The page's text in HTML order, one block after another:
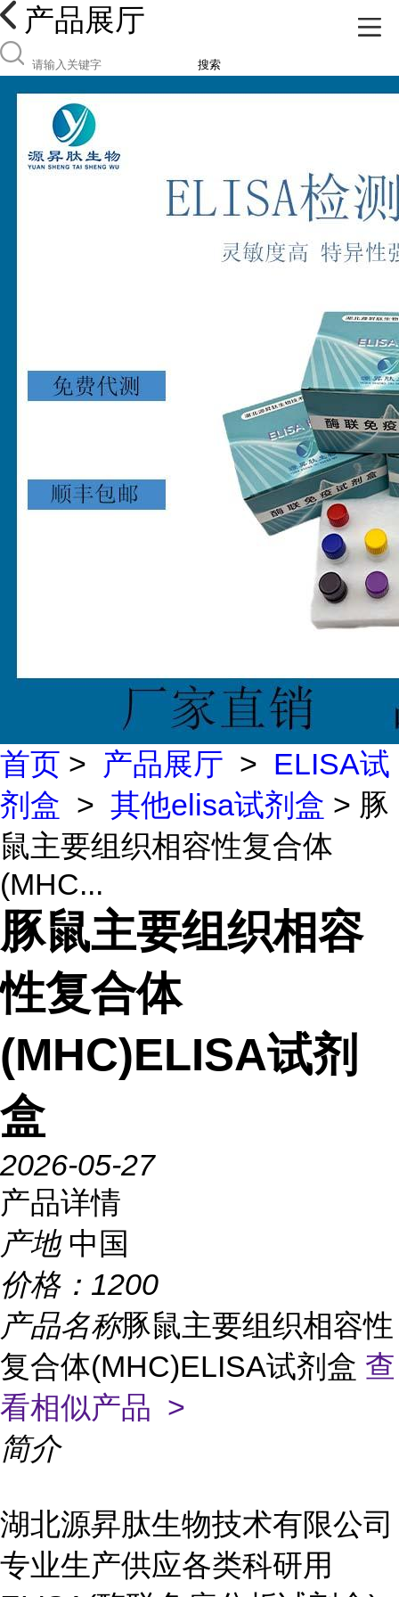
产品展厅
搜索
首页 > 产品展厅 > ELISA试
剂盒 > 其他elisa试剂盒 > 豚
鼠主要组织相容性复合体
(MHC...
豚鼠主要组织相容
性复合体
(MHC)ELISA试剂
盒
2026-05-27
产品详情
产地 中国
价格： 1200
产品名称豚鼠主要组织相容性
复合体(MHC)ELISA试剂盒 查
看相似产品 >
简介
湖北源昇肽生物技术有限公司
专业生产供应各类科研用